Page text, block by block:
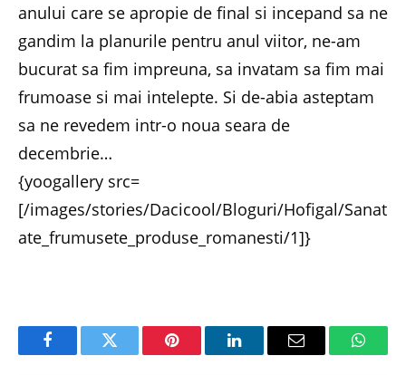
anului care se apropie de final si incepand sa ne
gandim la planurile pentru anul viitor, ne-am
bucurat sa fim impreuna, sa invatam sa fim mai
frumoase si mai intelepte. Si de-abia asteptam
sa ne revedem intr-o noua seara de
decembrie…
{yoogallery src=
[/images/stories/Dacicool/Bloguri/Hofigal/Sanat
ate_frumusete_produse_romanesti/1]}
FacebookTwitter Pinterest LinkedInEmail